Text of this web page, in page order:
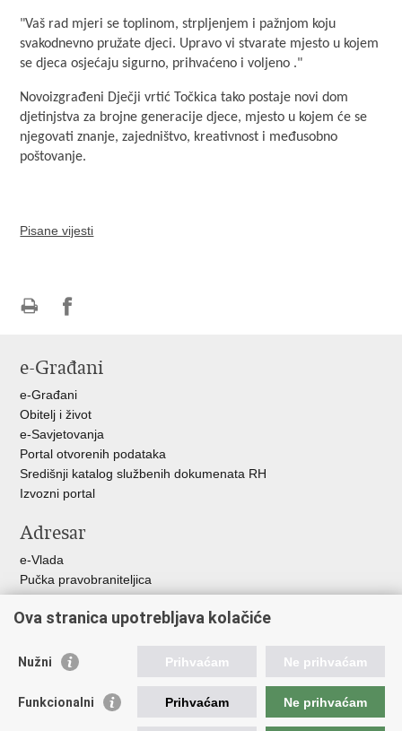
"Vaš rad mjeri se toplinom, strpljenjem i pažnjom koju
svakodnevno pružate djeci. Upravo vi stvarate mjesto u kojem
se djeca osjećaju sigurno, prihvaćeno i voljeno ."
Novoizgrađeni Dječji vrtić Točkica tako postaje novi dom
djetinjstva za brojne generacije djece, mjesto u kojem će se
njegovati znanje, zajedništvo, kreativnost i međusobno
poštovanje.
Pisane vijesti
Facebooku
e-Građani
e-Građani
Obitelj i život
e-Savjetovanja
Portal otvorenih podataka
Središnji katalog službenih dokumenata RH
Izvozni portal
Adresar
e-Vlada
Pučka pravobraniteljica
Pravobraniteljica za ravnopravnost spolova
Pravobraniteljica za djecu
Povjerenik za informiranje
Korisne poveznice
Ova stranica upotrebljava kolačiće
Nužni Prihvaćam Ne prihvaćam
Funkcionalni Prihvaćam Ne prihvaćam